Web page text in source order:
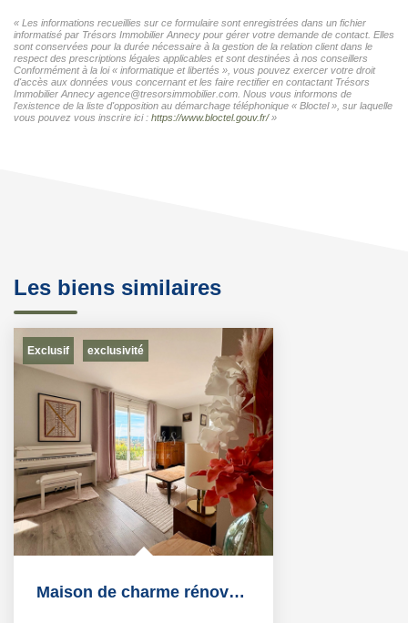
« Les informations recueillies sur ce formulaire sont enregistrées dans un fichier
informatisé par Trésors Immobilier Annecy pour gérer votre demande de contact. Elles
sont conservées pour la durée nécessaire à la gestion de la relation client dans le
respect des prescriptions légales applicables et sont destinées à nos conseillers
Conformément à la loi « informatique et libertés », vous pouvez exercer votre droit
d'accès aux données vous concernant et les faire rectifier en contactant Trésors
Immobilier Annecy agence@tresorsimmobilier.com. Nous vous informons de
l'existence de la liste d'opposition au démarchage téléphonique « Bloctel », sur laquelle
vous pouvez vous inscrire ici : https://www.bloctel.gouv.fr/»
Les biens similaires
Exclusif exclusivité
Maison de charme rénovée avec piscine et panorama...